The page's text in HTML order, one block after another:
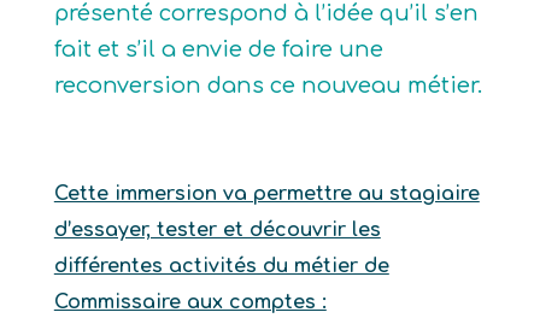
présenté correspond à l’idée qu’il s’en
fait et s’il a envie de faire une
reconversion dans ce nouveau métier.
Cette immersion va permettre au stagiaire
d’essayer, tester et découvrir les
différentes activités du métier de
Commissaire aux comptes :